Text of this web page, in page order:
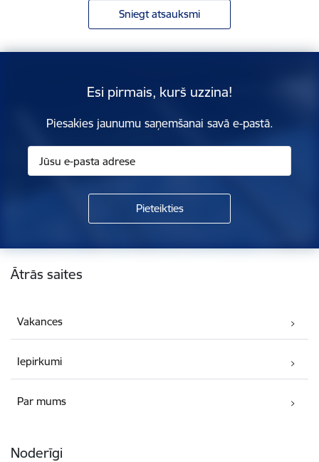
Sniegt atsauksmi
Esi pirmais, kurš uzzina!
Piesakies jaunumu saņemšanai savā e-pastā.
Kājene
Ātrās saites
Vakances
Iepirkumi
Par mums
Noderīgi